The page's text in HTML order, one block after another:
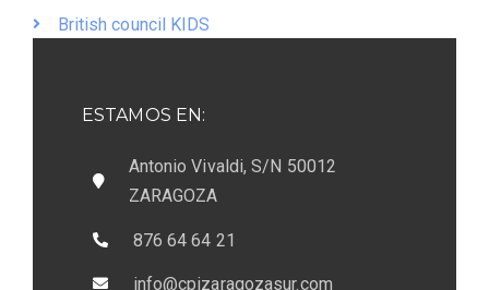
British council KIDS
ESTAMOS EN:
Antonio Vivaldi, S/N 50012
ZARAGOZA
876 64 64 21
info@cpizaragozasur.com